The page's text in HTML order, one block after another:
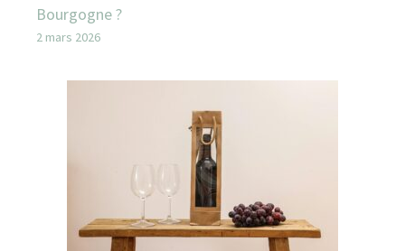
Bourgogne ?
2 mars 2026